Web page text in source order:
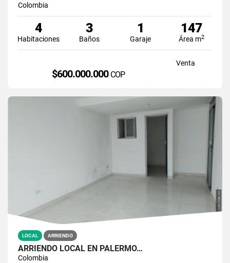
Colombia
4
Habitaciones
3
Baños
1
Garaje
147
Área m2
Venta
$600.000.000 COP
LOCAL ARRIENDO
ARRIENDO LOCAL EN PALERMO…
Colombia